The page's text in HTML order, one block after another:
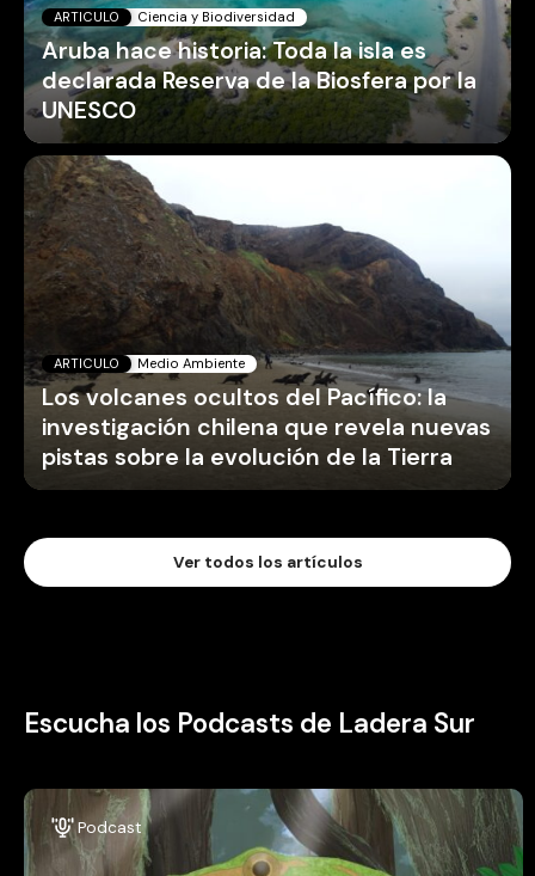
ARTICULO Ciencia y Biodiversidad
Aruba hace historia: Toda la isla es
declarada Reserva de la Biosfera por la
UNESCO
ARTICULO Medio Ambiente
Los volcanes ocultos del Pacífico: la
investigación chilena que revela nuevas
pistas sobre la evolución de la Tierra
Ver todos los artículos
Escucha los Podcasts de Ladera Sur
Podcast